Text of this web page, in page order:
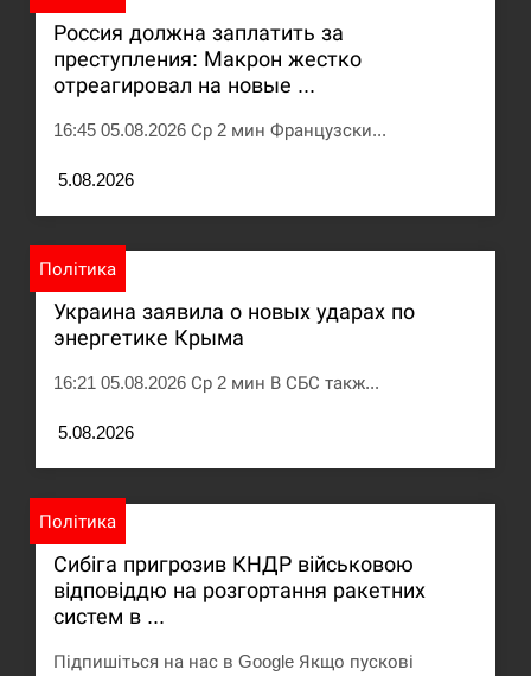
11:53
Под огнем “Эпицентр”, ROZETKA и “Новая
почта”: что известно об…
СЕРПЕНЬ
11:40
У зоопарку Токіо через спеку загинули три
СЕРПЕНЬ
11:23
Россияне ударили “Бардеролями” по Харькову,
есть пострадавшие
ЩЕ...
Россия должна заплатить за
преступления: Макрон жестко
отреагировал на новые ...
16:45 05.08.2026 Ср 2 мин Французски...
5.08.2026
Політика
Украина заявила о новых ударах по
энергетике Крыма
16:21 05.08.2026 Ср 2 мин В СБС такж...
5.08.2026
Політика
Сибіга пригрозив КНДР військовою
відповіддю на розгортання ракетних
систем в ...
Підпишіться на нас в Google Якщо пускові